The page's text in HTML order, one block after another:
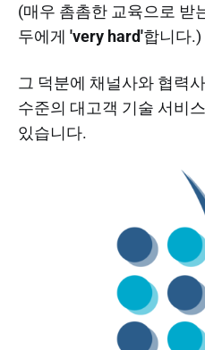
(매우 촘촘한 교육으로 받
두에게 'very hard'합니다.)
그 덕분에 채널사와 협력
수준의 대고객 기술 서비
있습니다.